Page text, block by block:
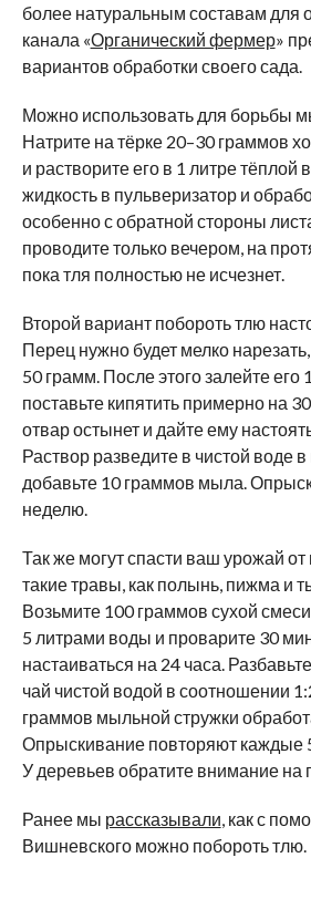
более натуральным составам для
канала «Органический фермер»
вариантов обработки своего сада.
Можно использовать для борьбы
Натрите на тёрке 20–30 граммов
и растворите его в 1 литре
жидкость в пульверизатор и
особенно с обратной стороны
проводите только вечером, на
пока тля полностью не исчезнет.
Второй вариант побороть тлю
Перец нужно будет мелко
50 грамм. После этого залейте его
поставьте кипятить примерно на
отвар остынет и дайте ему
Раствор разведите в чистой воде
добавьте 10 граммов мыла.
неделю.
Так же могут спасти ваш урожай
такие травы, как полынь, пижма и
Возьмите 100 граммов сухой смеси
5 литрами воды и проварите 30
настаиваться на 24 часа.
чай чистой водой в соотношении
граммов мыльной стружки
Опрыскивание повторяют каждые
У деревьев обратите внимание на
Ранее мы рассказывали, как с
Вишневского можно побороть тлю.